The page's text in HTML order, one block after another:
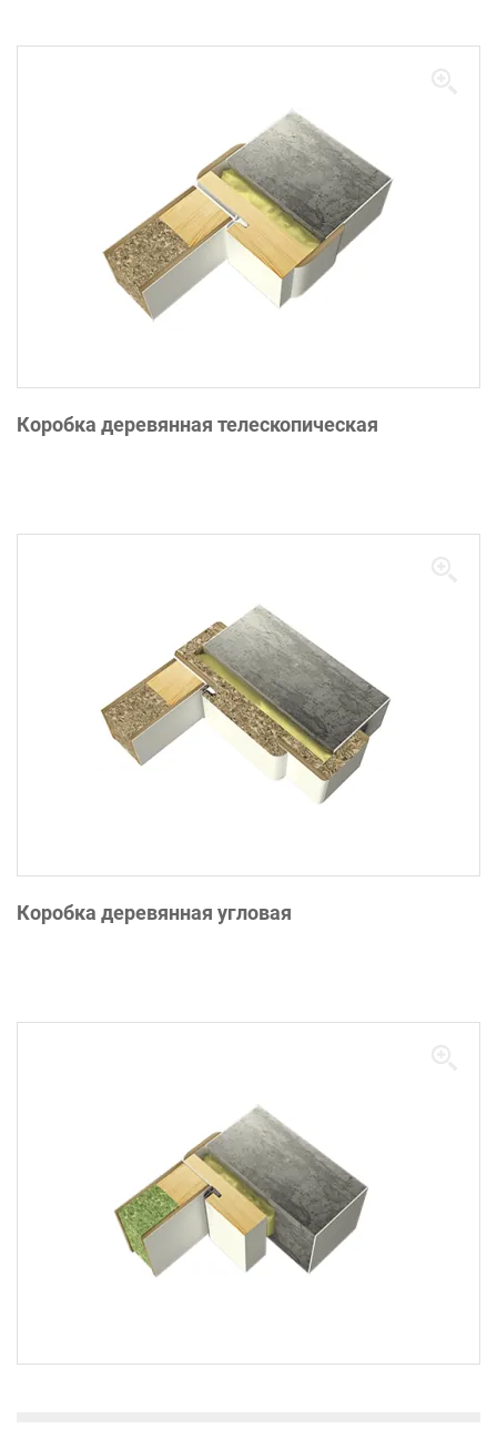
Коробка деревянная телескопическая
Коробка деревянная угловая